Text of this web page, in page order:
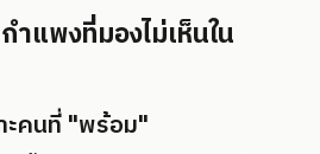
ำแพงที่มองไม่เห็นใน
ะคนที่ "พร้อม"